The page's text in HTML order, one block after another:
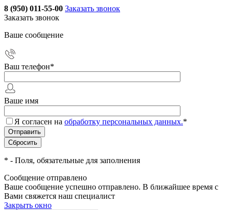
8 (950) 011-55-00 Заказать звонок
Заказать звонок
Ваше сообщение
Ваш телефон*
Ваше имя
Я согласен на обработку персональных данных.*
* - Поля, обязательные для заполнения
Сообщение отправлено
Ваше сообщение успешно отправлено. В ближайшее время с
Вами свяжется наш специалист
Закрыть окно